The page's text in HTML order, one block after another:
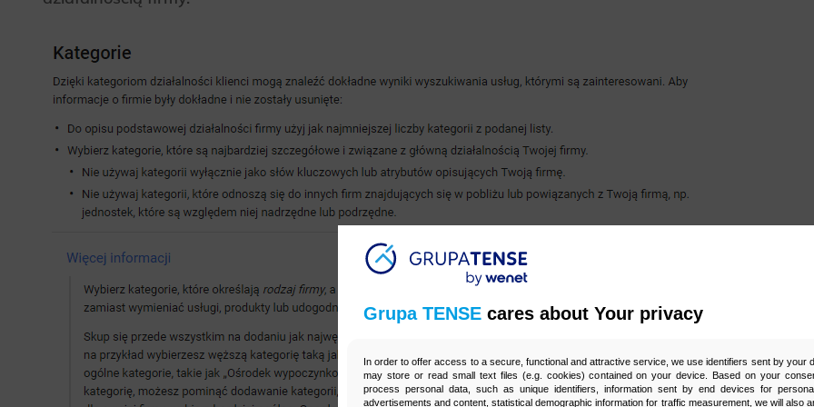
Grupa TENSE cares about Your privacy
In order to offer access to a secure, functional and attractive service, we use identifiers sent by your
may store or read small text files (e.g. cookies) contained on your device. Based on your
process personal data, such as unique identifiers, information sent by end devices for
advertisements and content, statistical demographic information for traffic measurement, we will also